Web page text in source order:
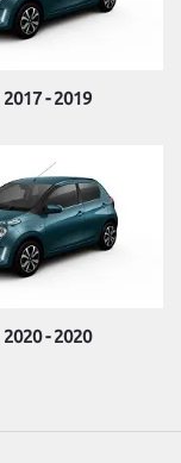
2017 - 2019
2020 - 2020